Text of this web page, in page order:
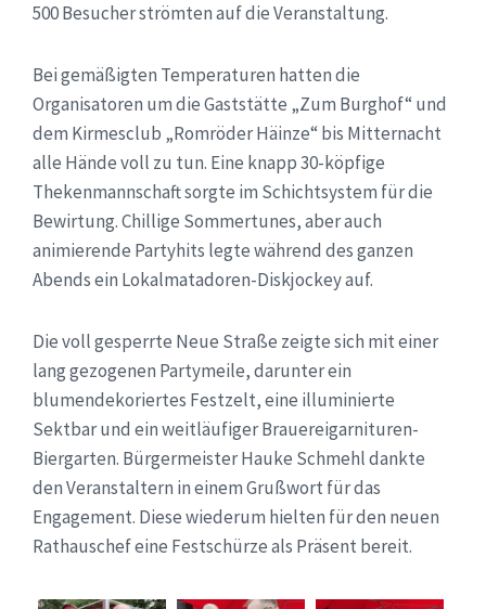
500 Besucher strömten auf die Veranstaltung.
Bei gemäßigten Temperaturen hatten die
Organisatoren um die Gaststätte „Zum Burghof“ und
dem Kirmesclub „Romröder Häinze“ bis Mitternacht
alle Hände voll zu tun. Eine knapp 30-köpfige
Thekenmannschaft sorgte im Schichtsystem für die
Bewirtung. Chillige Sommertunes, aber auch
animierende Partyhits legte während des ganzen
Abends ein Lokalmatadoren-Diskjockey auf.
Die voll gesperrte Neue Straße zeigte sich mit einer
lang gezogenen Partymeile, darunter ein
blumendekoriertes Festzelt, eine illuminierte
Sektbar und ein weitläufiger Brauereigarnituren-
Biergarten. Bürgermeister Hauke Schmehl dankte
den Veranstaltern in einem Grußwort für das
Engagement. Diese wiederum hielten für den neuen
Rathauschef eine Festschürze als Präsent bereit.